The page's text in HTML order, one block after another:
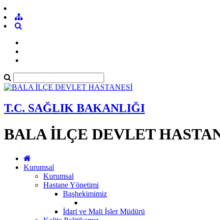
T.C. SAĞLIK BAKANLIĞI
BALA İLÇE DEVLET
Kurumsal
Kurumsal
Hastane Yönetimi
Başhekimimiz
İdari ve Mali İşler Müdürü